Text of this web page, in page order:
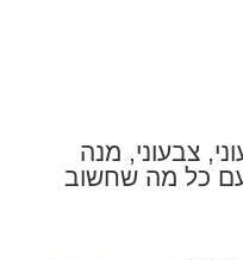
צבעוני, מנה
עם כל מה שחשוב